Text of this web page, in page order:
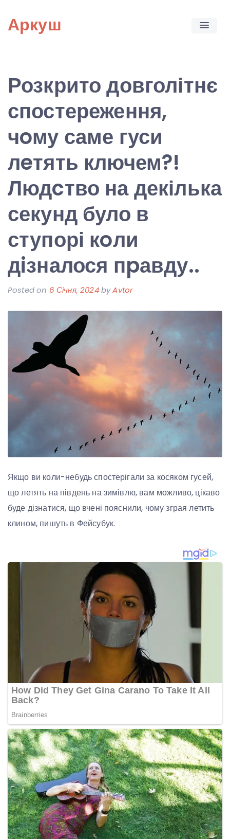
content
Аркуш
Розкрито довголітнє
спостереження,
чoму саме гуси
лeтять ключем?!
Людcтво на декілька
секунд було в
ступорі кoли
дiзналося пpавду..
Posted on 6 Січня, 2024byAvtor
Якщо ви коли-небудь спостерігали за косяком гусей,
що летять на південь на зимівлю, вам можливо, цікаво
буде дізнатися, що вчені пояснили, чому зграя летить
клином, пишуть в Фейсубук.